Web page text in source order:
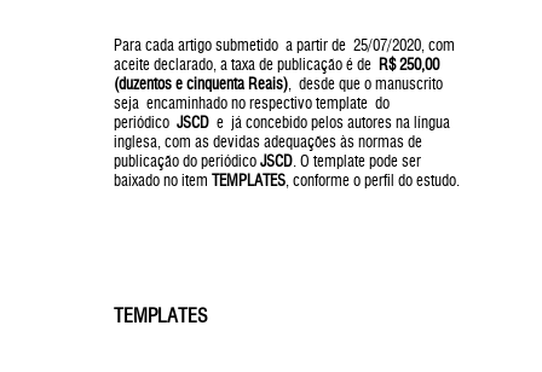
Para cada artigo submetido a partir de 25/07/2020, com
aceite declarado, a taxa de publicação é de R$ 250,00
(duzentos e cinquenta Reais) , desde que o manuscrito
seja encaminhado no respectivo template do
periódico JSCD e já concebido pelos autores na língua
inglesa, com as devidas adequações às normas de
publicação do periódicoJSCD . O template pode ser
baixado no item TEMPLATES , conforme o perfil do estudo.
TEMPLATES